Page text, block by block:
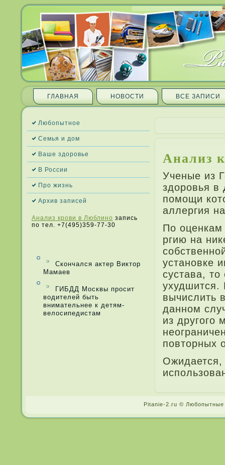
ГЛАВНАЯ НОВОСТИ ВСЕ ЗАПИ­СИ
Любопытное
Семья и дом
Ваше здоровье
В России
Про жизнь
Архив запи­сей
Анализ крови в Люблино запись
по тел. +7(495)359-77-30
Скончался актер Виктор
Мамаев
ГИБДД Москвы просит
водителей быть
внимательнее к детям-
велосипедистам
Анализ
Ученые из
здоровья
помощи
алле­ргия
По
ргию на
установке
сустава,
ухудшится.
вычислить
да­нном
из другого
повторных
Ожида­ется,
Pitanie-2.ru ©